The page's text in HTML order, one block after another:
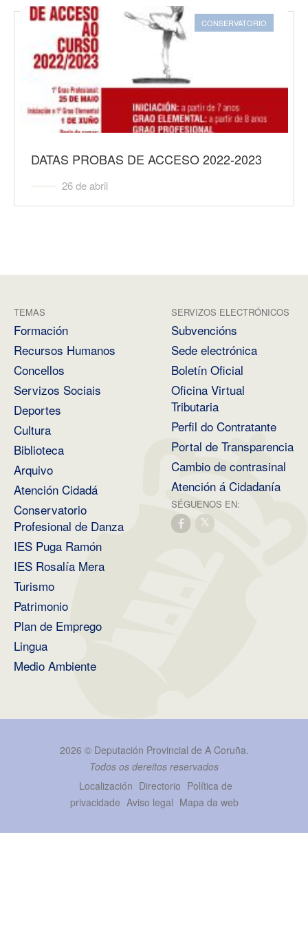
CONSERVATORIO
DATAS PROBAS DE ACCESO 2022-2023
26 de abril
TEMAS
Formación
Recursos Humanos
Concellos
Servizos Sociais
Deportes
Cultura
Biblioteca
Arquivo
Atención Cidadá
Conservatorio
Profesional de Danza
IES Puga Ramón
IES Rosalía Mera
Turismo
Patrimonio
Plan de Emprego
Lingua
Medio Ambiente
SERVIZOS ELECTRÓNICOS
Subvencións
Sede electrónica
Boletín Oficial
Oficina Virtual
Tributaria
Perfil do Contratante
Portal de Transparencia
Cambio de contrasinal
Atención á Cidadanía
SÉGUENOS EN:
2026 © Deputación Provincial de A Coruña.
Todos os dereitos reservados
Localización Directorio Política de
privacidade Aviso legal Mapa da web